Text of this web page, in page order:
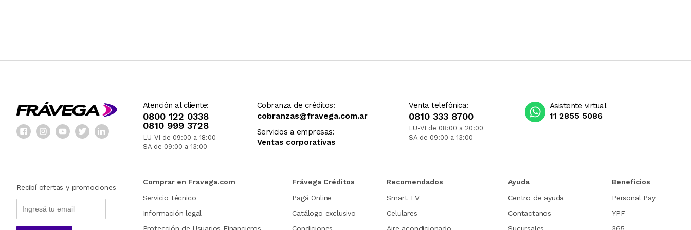
Atención al cliente:
0800 122 0338
0810 999 3728
LU-VI de 09:00 a 18:00
SA de 09:00 a 13:00
Cobranza de créditos:
cobranzas@fravega.com.ar
Servicios a empresas:
Ventas corporativas
Venta telefónica:
0810 333 8700
LU-VI de 08:00 a 20:00
SA de 09:00 a 13:00
Asistente virtual
11 2855 5086
Recibí ofertas y promociones
Comprar en Fravega.com
Servicio técnico
Información legal
Frávega Créditos
Pagá Online
Catálogo exclusivo
Recomendados
Smart TV
Celulares
Ayuda
Centro de ayuda
Contactanos
Beneficios
Personal Pay
YPF